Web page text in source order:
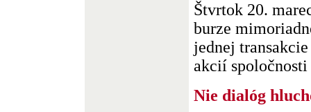
Štvrtok 20.
burze
jednej
akcií spoločnosti
Nie dialóg